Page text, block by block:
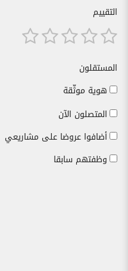
التقييم
المستقلون
هوية موثّقة
المتصلون الآن
أضافوا عروضا على مشاريعي
وظفتهم سابقا